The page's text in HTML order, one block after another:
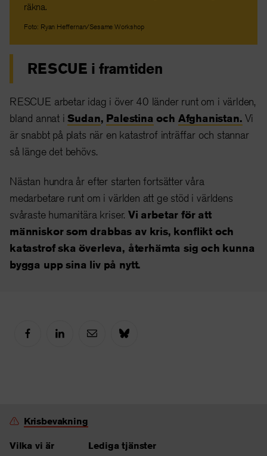
räkna.
Foto: Ryan Heffernan/Sesame Workshop
RESCUE i framtiden
RESCUE arbetar idag i över 40 länder runt om i världen,
bland annat iSudan, Palestina och Afghanistan. Vi
är snabbt på plats när en katastrof inträffar och stannar
så länge det behövs.
Nästan hundra år efter starten fortsätter våra
medarbetare runt om i världen att ge stöd i världens
svåraste humanitära kriser. Vi arbetar för att
människor som drabbas av kris, konflikt och
katastrof ska överleva, återhämta sig och kunna
bygga upp sina liv på nytt.
Krisbevakning
Vilka vi är
Lediga tjänster